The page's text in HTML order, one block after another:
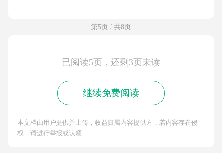
第5页 / 共8页
已阅读5页，还剩3页未读
继续免费阅读
本文档由用户提供并上传，收益归属内容提供方，若内容存在侵
权，请进行举报或认领